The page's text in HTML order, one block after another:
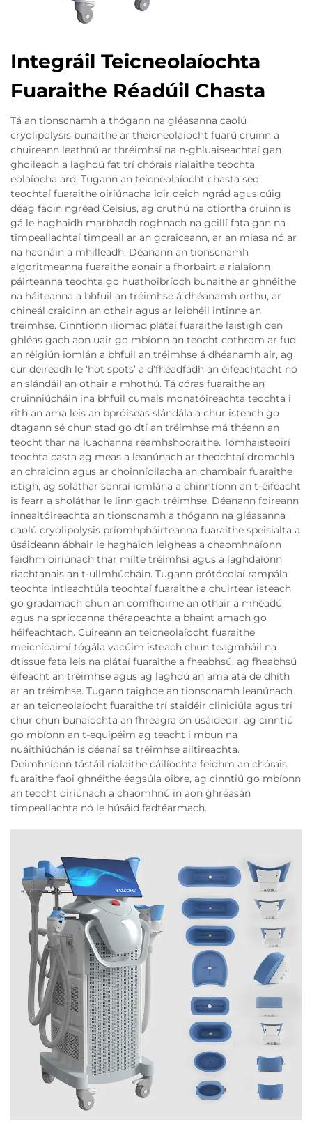
Integráil Teicneolaíochta
Fuaraithe Réadúil Chasta
Tá an tionscnamh a thógann na gléasanna caolú
cryolipolysis bunaithe ar theicneolaíocht fuarú cruinn a
chuireann leathnú ar thréimhsí na n-ghluaiseachtaí gan
ghoileadh a laghdú fat trí chórais rialaithe teochta
eolaíocha ard. Tugann an teicneolaíocht chasta seo
teochtaí fuaraithe oiriúnacha idir deich ngrád agus cúig
déag faoin ngréad Celsius, ag cruthú na dtíortha cruinn is
gá le haghaidh marbhadh roghnach na gcillí fata gan na
timpeallachtaí timpeall ar an gcraiceann, ar an miasa nó ar
na haonáin a mhilleadh. Déanann an tionscnamh
algoritmeanna fuaraithe aonair a fhorbairt a rialaíonn
páirteanna teochta go huathoibríoch bunaithe ar ghnéithe
na háiteanna a bhfuil an tréimhse á dhéanamh orthu, ar
chineál craicinn an othair agus ar leibhéil intinne an
tréimhse. Cinntíonn iliomad plátaí fuaraithe laistigh den
ghléas gach aon uair go mbíonn an teocht cothrom ar fud
an réigiún iomlán a bhfuil an tréimhse á dhéanamh air, ag
cur deireadh le ‘hot spots’ a d’fhéadfadh an éifeachtacht nó
an slándáil an othair a mhothú. Tá córas fuaraithe an
cruinniúcháin ina bhfuil cumais monatóireachta teochta i
rith an ama leis an bpróiseas slándála a chur isteach go
dtagann sé chun stad go dtí an tréimhse má théann an
teocht thar na luachanna réamhshocraithe. Tomhaisteoirí
teochta casta ag meas a leanúnach ar theochtaí dromchla
an chraicinn agus ar choinníollacha an chambair fuaraithe
istigh, ag soláthar sonraí iomlána a chinntíonn an t-éifeacht
is fearr a sholáthar le linn gach tréimhse. Déanann foireann
innealtóireachta an tionscnamh a thógann na gléasanna
caolú cryolipolysis príomhpháirteanna fuaraithe speisialta a
úsáideann ábhair le haghaidh leigheas a chaomhnaíonn
feidhm oiriúnach thar mílte tréimhsí agus a laghdaíonn
riachtanais an t-ullmhúcháin. Tugann prótócolaí rampála
teochta intleachtúla teochtaí fuaraithe a chuirtear isteach
go gradamach chun an comfhoirne an othair a mhéadú
agus na spriocanna thérapeachta a bhaint amach go
héifeachtach. Cuireann an teicneolaíocht fuaraithe
meicnícaimí tógála vacúim isteach chun teagmháil na
dtissue fata leis na plátaí fuaraithe a fheabhsú, ag fheabhsú
éifeacht an tréimhse agus ag laghdú an ama atá de dhíth
ar an tréimhse. Tugann taighde an tionscnamh leanúnach
ar an teicneolaíocht fuaraithe trí staidéir cliniciúla agus trí
chur chun bunaíochta an fhreagra ón úsáideoir, ag cinntiú
go mbíonn an t-equipéim ag teacht i mbun na
nuáithiúchán is déanaí sa tréimhse ailtireachta.
Deimhníonn tástáil rialaithe cáilíochta feidhm an chórais
fuaraithe faoi ghnéithe éagsúla oibre, ag cinntiú go mbíonn
an teocht oiriúnach a chaomhnú in aon ghréasán
timpeallachta nó le húsáid fadtéarmach.